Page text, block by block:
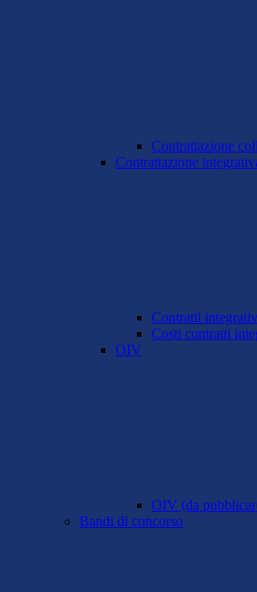
Contrattazione
Contrattazione
Contratti
Costi contratti
OIV
OIV (da
Bandi di concorso